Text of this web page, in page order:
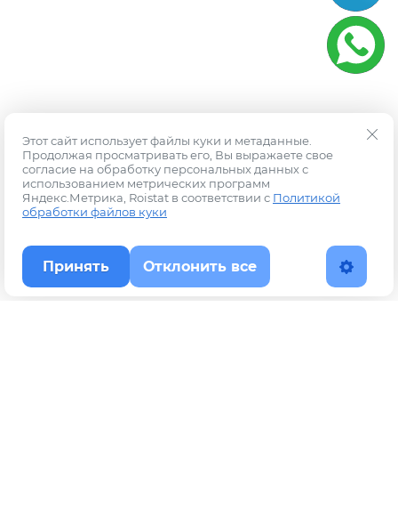
Этот сайт использует файлы куки и метаданные.
Продолжая просматривать его, Вы выражаете свое
согласие на обработку персональных данных с
использованием метрических программ
Яндекс.Метрика, Roistat в соответствии с Политикой
обработки файлов куки
Принять Отклонить все